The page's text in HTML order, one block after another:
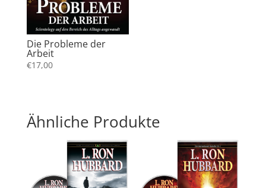
Die Probleme der
Arbeit
€17,00
Ähnliche Produkte